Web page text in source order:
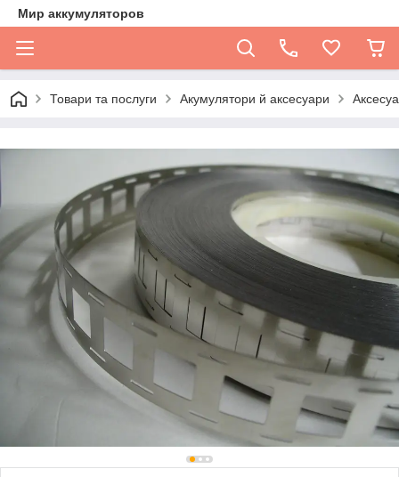
Мир аккумуляторов
Товари та послуги Акумулятори й аксесуари